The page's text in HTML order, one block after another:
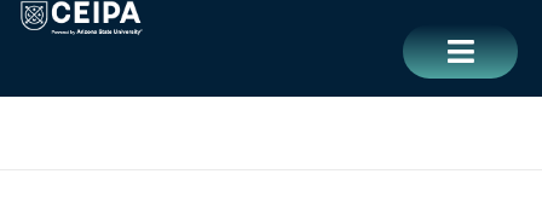
contenido